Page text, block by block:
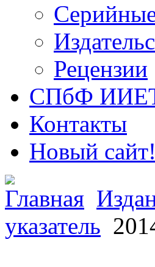
Рецензии
СПбФ
Контакты
Новый сайт!
Главная
указатель